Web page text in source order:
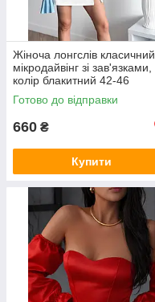
Жіноча лонгслів класичний
мікродайвінг зі зав'язками,
колір блакитний 42-46
Готово до відправки
660 ₴
Купити